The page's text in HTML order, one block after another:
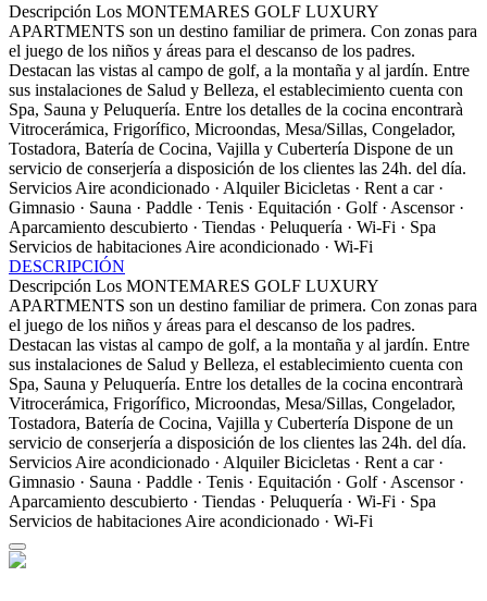
Descripción Los MONTEMARES GOLF LUXURY
APARTMENTS son un destino familiar de primera. Con zonas para
el juego de los niños y áreas para el descanso de los padres.
Destacan las vistas al campo de golf, a la montaña y al jardín. Entre
sus instalaciones de Salud y Belleza, el establecimiento cuenta con
Spa, Sauna y Peluquería. Entre los detalles de la cocina encontrarà
Vitrocerámica, Frigorífico, Microondas, Mesa/Sillas, Congelador,
Tostadora, Batería de Cocina, Vajilla y Cubertería Dispone de un
servicio de conserjería a disposición de los clientes las 24h. del día.
Servicios Aire acondicionado · Alquiler Bicicletas · Rent a car ·
Gimnasio · Sauna · Paddle · Tenis · Equitación · Golf · Ascensor ·
Aparcamiento descubierto · Tiendas · Peluquería · Wi-Fi · Spa
Servicios de habitaciones Aire acondicionado · Wi-Fi
DESCRIPCIÓN
Descripción Los MONTEMARES GOLF LUXURY
APARTMENTS son un destino familiar de primera. Con zonas para
el juego de los niños y áreas para el descanso de los padres.
Destacan las vistas al campo de golf, a la montaña y al jardín. Entre
sus instalaciones de Salud y Belleza, el establecimiento cuenta con
Spa, Sauna y Peluquería. Entre los detalles de la cocina encontrarà
Vitrocerámica, Frigorífico, Microondas, Mesa/Sillas, Congelador,
Tostadora, Batería de Cocina, Vajilla y Cubertería Dispone de un
servicio de conserjería a disposición de los clientes las 24h. del día.
Servicios Aire acondicionado · Alquiler Bicicletas · Rent a car ·
Gimnasio · Sauna · Paddle · Tenis · Equitación · Golf · Ascensor ·
Aparcamiento descubierto · Tiendas · Peluquería · Wi-Fi · Spa
Servicios de habitaciones Aire acondicionado · Wi-Fi